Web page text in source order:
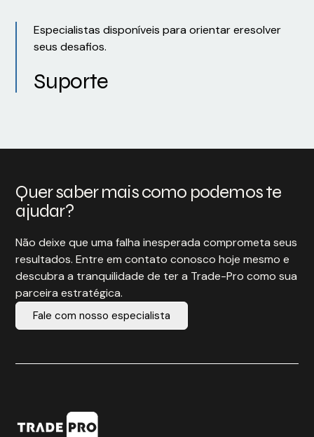
Especialistas disponíveis para orientar eresolver
seus desafios.
Suporte
Quer saber mais como podemos te
ajudar?
Não deixe que uma falha inesperada comprometa seus
resultados. Entre em contato conosco hoje mesmo e
descubra a tranquilidade de ter a Trade-Pro como sua
parceira estratégica.
Fale com nosso especialista